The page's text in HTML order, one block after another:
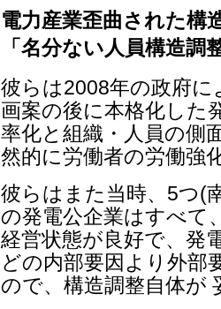
電力産業歪曲された構
「名分ない人員構造調
彼らは2008年の政府に
画案の後に本格化した
率化と組織・人員の側
然的に労働者の労働強
彼らはまた当時、5つ(
の発電公企業はすべて
経営状態が良好で、発
どの内部要因より外部
ので、構造調整自体が